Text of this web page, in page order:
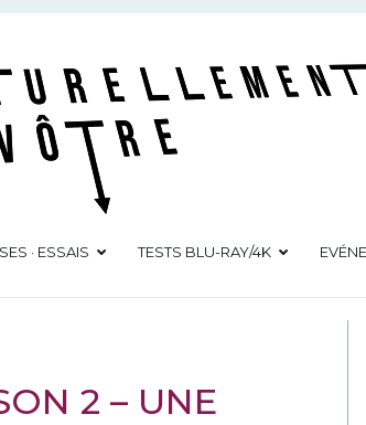
Culturellement Vôtre
· ESSAIS TESTS BLU-RAY/4K
2 – UNE